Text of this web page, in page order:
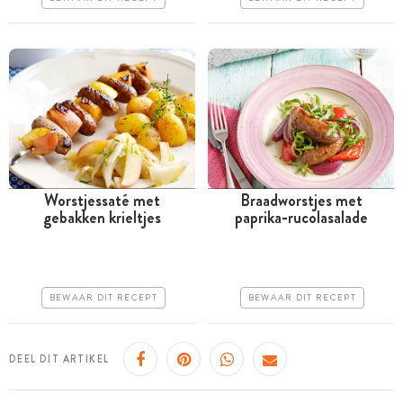
Minder dan 30 minuten
Erg makkelijk
Worstjessaté met
gebakken krieltjes
BEWAAR DIT RECEPT
Minder dan 30 minuten
Erg makkelijk
Braadworstjes met
paprika-rucolasalade
BEWAAR DIT RECEPT
DEEL DIT ARTIKEL